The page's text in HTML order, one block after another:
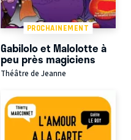
PROCHAINEMENT
Gabilolo et Malolotte à
peu près magiciens
Théâtre de Jeanne